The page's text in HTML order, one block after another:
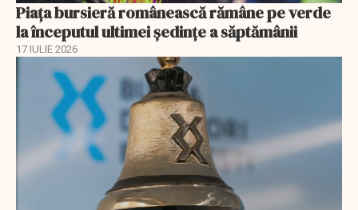
Piața bursieră românească rămâne pe verde
la începutul ultimei ședințe a săptămânii
17 IULIE 2026